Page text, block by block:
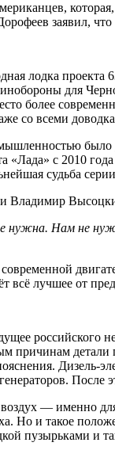
заявил, что
лодка
для
более
со всеми
было
«Лада» с 2010
судьба
Владимир
Нам не
всё лучшее от
российского
причинам детали
Дизель-
После
— именно
Но и такое
пузырьками и